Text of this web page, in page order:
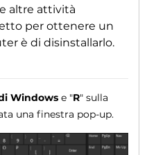
altre attività
per ottenere un
è di disinstallarlo.
Windowse "R" sulla
una finestra pop-up.